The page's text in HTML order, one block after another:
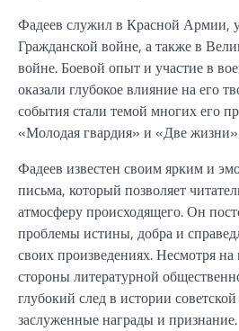
Фадеев служил в Красной Армии,
Гражданской войне, а также в
войне. Боевой опыт и участие в
оказали глубокое влияние на его
события стали темой многих его
«Молодая гвардия» и «Две
Фадеев известен своим ярким и
письма, который позволяет
атмосферу происходящего. Он
проблемы истины, добра и
своих произведениях. Несмотря
стороны литературной
глубокий след в истории
заслуженные награды и признание.